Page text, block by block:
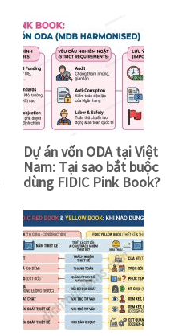
Dự án vốn ODA tại Việt
Nam: Tại sao bắt buộc
dùng FIDIC Pink Book?